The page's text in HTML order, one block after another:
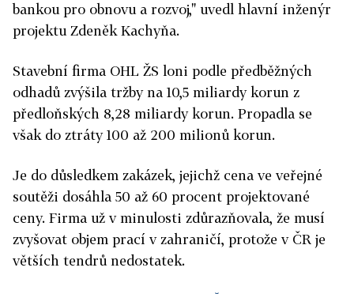
bankou pro obnovu a rozvoj," uvedl hlavní inženýr
projektu Zdeněk Kachyňa.
Stavební firma OHL ŽS loni podle předběžných
odhadů zvýšila tržby na 10,5 miliardy korun z
předloňských 8,28 miliardy korun. Propadla se
však do ztráty 100 až 200 milionů korun.
Je do důsledkem zakázek, jejichž cena ve veřejné
soutěži dosáhla 50 až 60 procent projektované
ceny. Firma už v minulosti zdůrazňovala, že musí
zvyšovat objem prací v zahraničí, protože v ČR je
větších tendrů nedostatek.